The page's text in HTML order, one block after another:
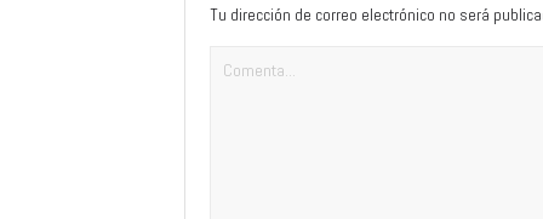
Tu dirección de correo electrónico no será